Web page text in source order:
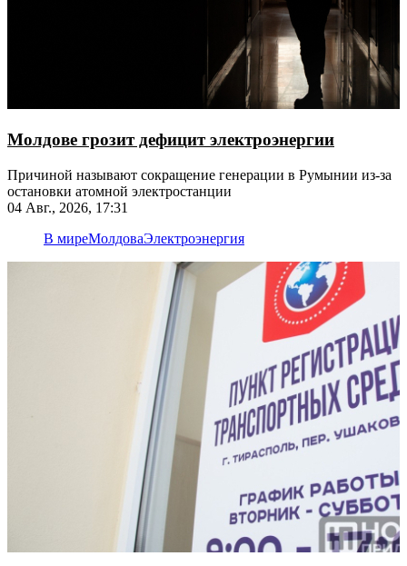
Молдове грозит дефицит электроэнергии
Причиной называют сокращение генерации в Румынии из-за
остановки атомной электростанции
04 Авг., 2026, 17:31
В миреМолдоваЭлектроэнергия